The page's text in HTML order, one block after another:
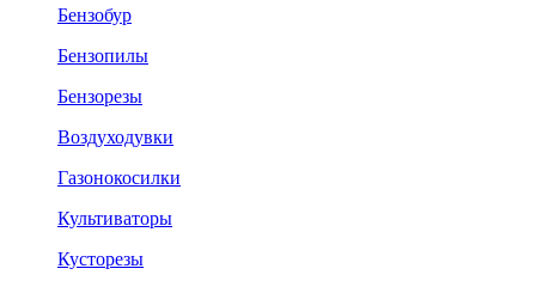
Бензобур
Бензопилы
Бензорезы
Воздуходувки
Газонокосилки
Культиваторы
Кусторезы